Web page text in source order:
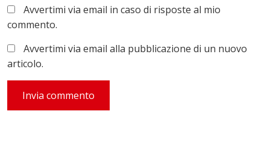
Avvertimi via email in caso di risposte al mio
commento.
Avvertimi via email alla pubblicazione di un nuovo
articolo.